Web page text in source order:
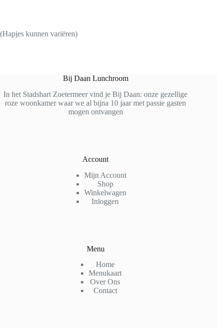
(Hapjes kunnen variëren)
Bij Daan Lunchroom
In het Stadshart Zoetermeer vind je Bij Daan: onze gezellige
roze woonkamer waar we al bijna 10 jaar met passie gasten
mogen ontvangen
Account
Mijn Account
Shop
Winkelwagen
Inloggen
Menu
Home
Menukaart
Over Ons
Contact